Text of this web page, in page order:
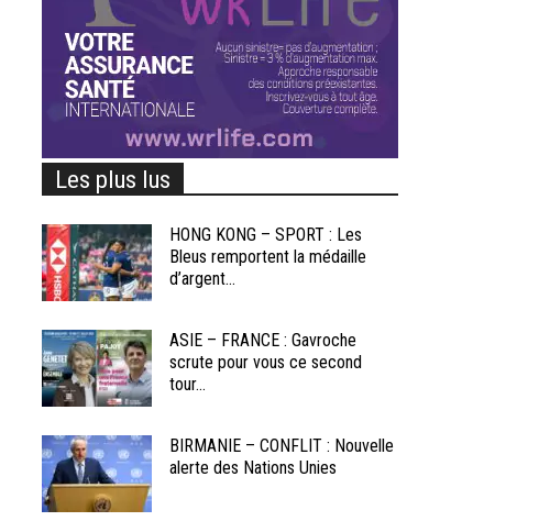
Les plus lus
HONG KONG – SPORT : Les
Bleus remportent la médaille
d’argent...
ASIE – FRANCE : Gavroche
scrute pour vous ce second
tour...
BIRMANIE – CONFLIT : Nouvelle
alerte des Nations Unies